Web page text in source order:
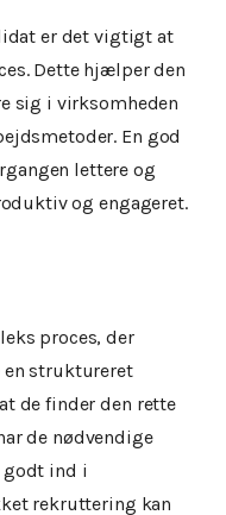
er det vigtigt at
Dette hjælper den
sig i virksomheden
En god
lettere og
og engageret.
proces, der
en struktureret
de finder den rette
de nødvendige
godt ind i
rekruttering kan